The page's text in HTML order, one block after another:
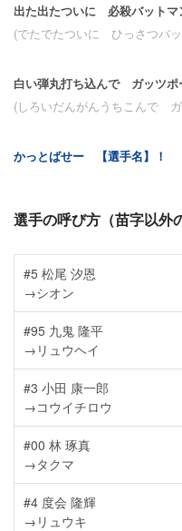
出た出たついに 必殺バットマ
(でたでたついに ひっさつバ
白い弾丸打ち込んで ガッツポ
(しろいだんがんうちこんで
かっとばせー 【選手名】！
選手の呼び方（苗字以外
#5 松尾 汐恩
→シオン
#95 九鬼 隆平
→リュウヘイ
#3 小田 康一郎
→コウイチロウ
#00 林 琢真
→タクマ
#4 度会 隆輝
→リュウキ